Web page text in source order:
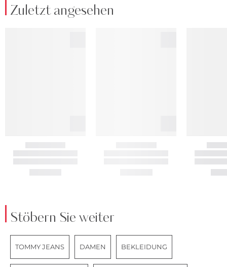
Zuletzt angesehen
Stöbern Sie weiter
TOMMY JEANS DAMEN BEKLEIDUNG